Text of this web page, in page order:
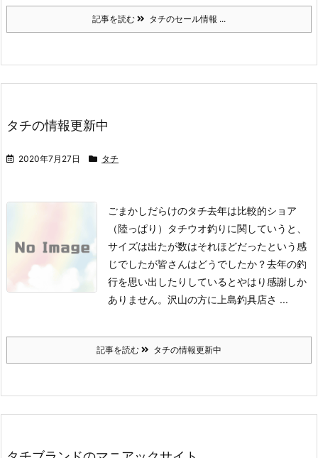
記事を読む タチのセール情報 ...
タチの情報更新中
2020年7月27日 タチ
ごまかしだらけのタチ去年は比較的ショア
（陸っぱり）タチウオ釣りに関していうと、
サイズは出たが数はそれほどだったという感
じでしたが皆さんはどうでしたか？去年の釣
行を思い出したりしているとやはり感謝しか
ありません。沢山の方に上島釣具店さ ...
記事を読む タチの情報更新中